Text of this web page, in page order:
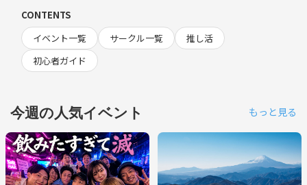
CONTENTS
イベント一覧
サークル一覧
推し活
初心者ガイド
今週の人気イベント もっと見る